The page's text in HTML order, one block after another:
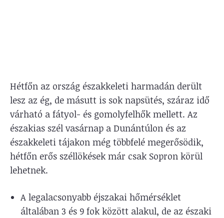
Hétfőn az ország északkeleti harmadán derült
lesz az ég, de másutt is sok napsütés, száraz idő
várható a fátyol- és gomolyfelhők mellett. Az
északias szél vasárnap a Dunántúlon és az
északkeleti tájakon még többfelé megerősödik,
hétfőn erős széllökések már csak Sopron körül
lehetnek.
A legalacsonyabb éjszakai hőmérséklet
általában 3 és 9 fok között alakul, de az északi